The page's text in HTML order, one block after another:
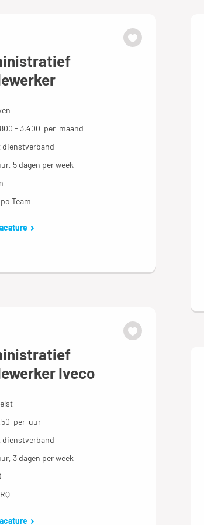
- 3.400 per maand
dienstverband
5 dagen per week
Team
Iveco
per uur
dienstverband
3 dagen per week